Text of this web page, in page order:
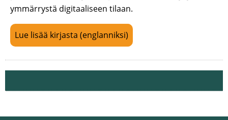
ymmärrystä digitaaliseen tilaan.
Lue lisää kirjasta (englanniksi)